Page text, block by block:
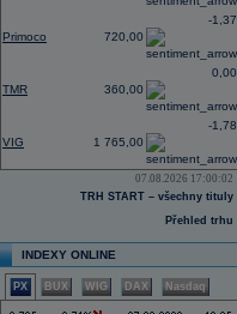
Primoco 720,00
-1,37
TMR 360,00
0,00
VIG 1 765,00
-1,78
07.08.2026 17:00:02
TRH START – všechny tituly
Přehled trhu
INDEXY ONLINE
PX BUX WIG DAX Nasdaq